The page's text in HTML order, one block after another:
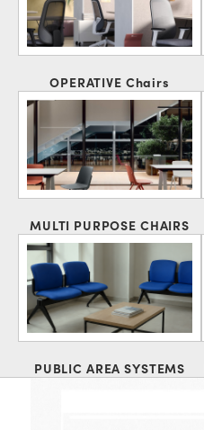
OPERATIVE Chairs
MULTI PURPOSE CHAIRS
PUBLIC AREA SYSTEMS